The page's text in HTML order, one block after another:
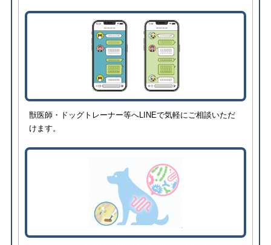
獣医師・ドッグトレーナー等へLINEで気軽にご相談いただ
けます。